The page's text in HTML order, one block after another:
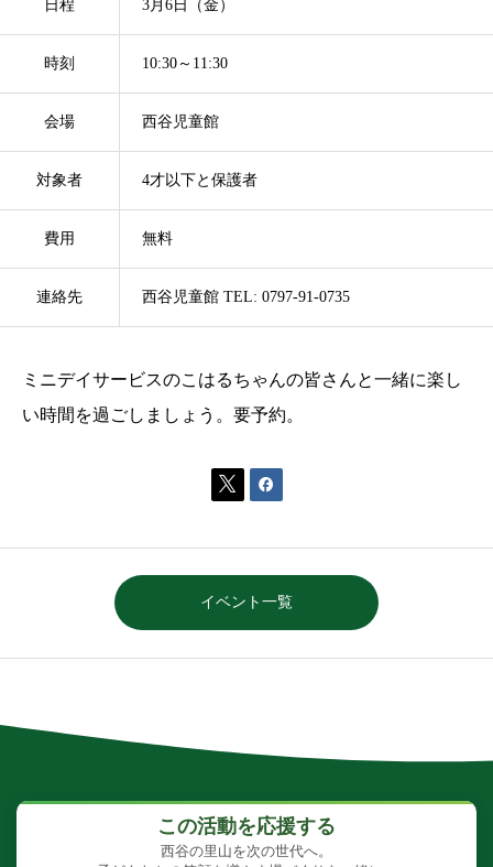
日程 3月6日（金）
時刻 10:30～11:30
会場 西谷児童館
対象者 4才以下と保護者
費用 無料
連絡先 西谷児童館 TEL: 0797-91-0735
ミニデイサービスのこはるちゃんの皆さんと一緒に楽し
い時間を過ごしましょう。要予約。
 
イベント一覧
この活動を応援する
西谷の里山を次の世代へ。